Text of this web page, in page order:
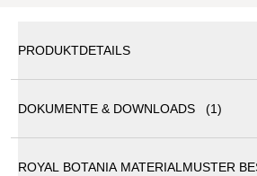
PRODUKTDETAILS
DOKUMENTE & DOWNLOADS (1)
Royal Botania Katalog
ROYAL BOTANIA MATERIALMUSTER